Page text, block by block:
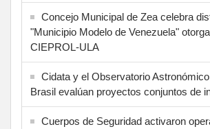
Concejo Municipal de Zea celebra
"Municipio Modelo de Venezuela"
CIEPROL-ULA
Cidata y el Observatorio
Brasil evalúan proyectos conjuntos de
Cuerpos de Seguridad activaron